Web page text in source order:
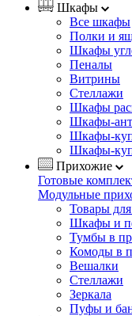
Шкафы
Все шкафы
Полки и
Шкафы
Пеналы
Витрины
Стеллажи
Шкафы
Шкафы-
Шкафы-
Шкафы-
Прихожие
Готовые
Модульные
Товары
Шкафы и
Тумбы в
Комоды в
Вешалки
Стеллажи
Зеркала
Пуфы и